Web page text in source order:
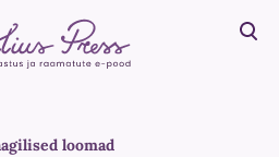
ostukorvi
loomad